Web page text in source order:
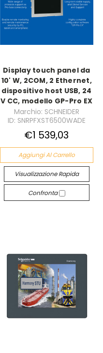
Display touch panel da
10' W, 2COM, 2 Ethernet,
dispositivo host USB, 24
V CC, modello GP-Pro EX
Marchio: SCHNEIDER
ID: SNRPFXST6500WADE
€1 539,03
Aggiungi Al Carrello
Visualizzazione Rapida
Confronta